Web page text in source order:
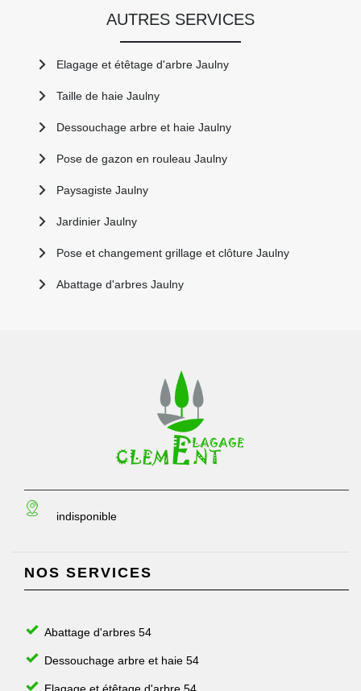
AUTRES SERVICES
Elagage et étêtage d'arbre Jaulny
Taille de haie Jaulny
Dessouchage arbre et haie Jaulny
Pose de gazon en rouleau Jaulny
Paysagiste Jaulny
Jardinier Jaulny
Pose et changement grillage et clôture Jaulny
Abattage d'arbres Jaulny
indisponible
NOS SERVICES
Abattage d'arbres 54
Dessouchage arbre et haie 54